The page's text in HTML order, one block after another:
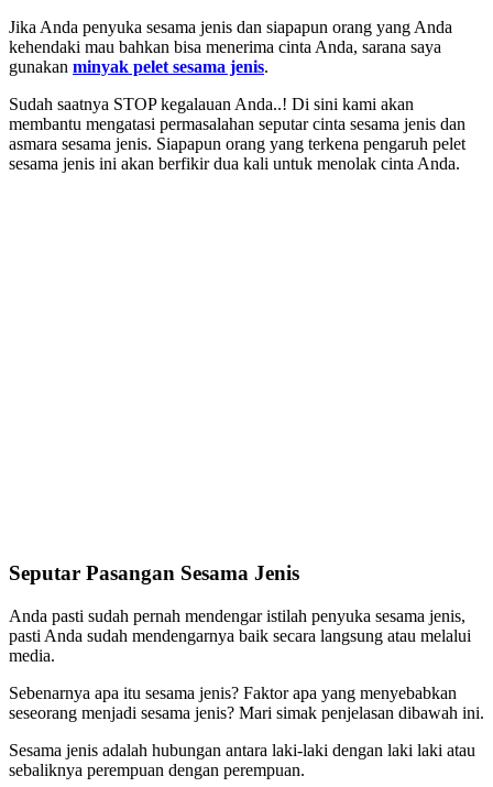
Jika Anda penyuka sesama jenis dan siapapun orang yang Anda
kehendaki mau bahkan bisa menerima cinta Anda, sarana saya
gunakan minyak pelet sesama jenis.
Sudah saatnya STOP kegalauan Anda..! Di sini kami akan
membantu mengatasi permasalahan seputar cinta sesama jenis dan
asmara sesama jenis. Siapapun orang yang terkena pengaruh pelet
sesama jenis ini akan berfikir dua kali untuk menolak cinta Anda.
Seputar Pasangan Sesama Jenis
Anda pasti sudah pernah mendengar istilah penyuka sesama jenis,
pasti Anda sudah mendengarnya baik secara langsung atau melalui
media.
Sebenarnya apa itu sesama jenis? Faktor apa yang menyebabkan
seseorang menjadi sesama jenis? Mari simak penjelasan dibawah ini.
Sesama jenis adalah hubungan antara laki-laki dengan laki laki atau
sebaliknya perempuan dengan perempuan.